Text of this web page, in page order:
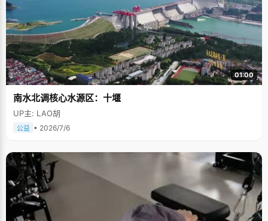
01:00
南水北调核心水源区：十堰
UP主: LAO胡
公益 • 2026/7/6